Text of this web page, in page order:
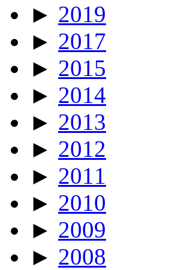
► 2019
► 2017
► 2015
► 2014
► 2013
► 2012
► 2011
► 2010
► 2009
► 2008